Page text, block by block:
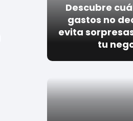
Descubre
gastos no
evita
tu